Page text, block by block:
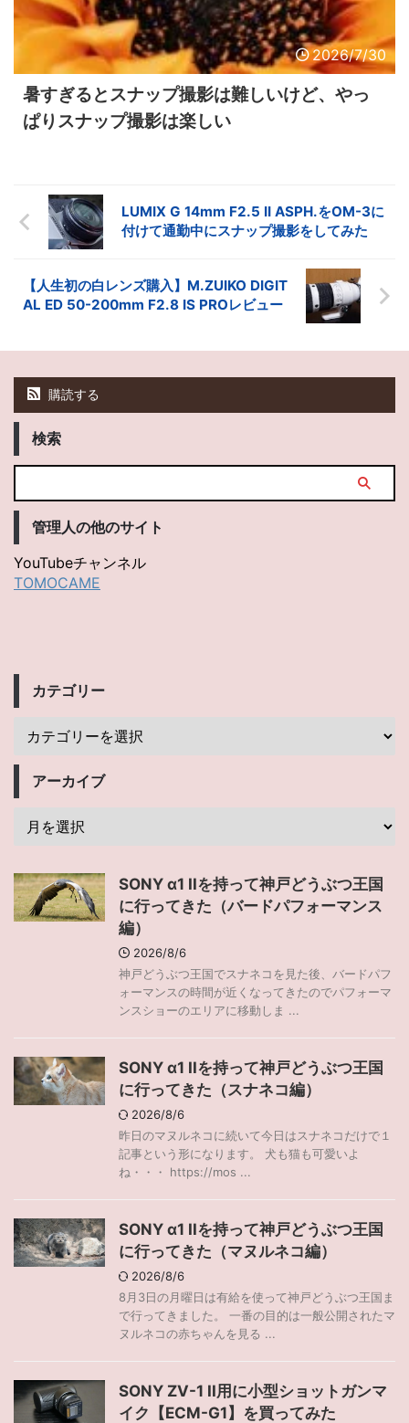
2026/7/30
暑すぎるとスナップ撮影は難しいけど、やっ
ぱりスナップ撮影は楽しい
LUMIX G 14mm F2.5 II ASPH.をOM-3に
付けて通勤中にスナップ撮影をしてみた
【人生初の白レンズ購入】M.ZUIKO DIGIT
AL ED 50-200mm F2.8 IS PROレビュー
購読する
検索
管理人の他のサイト
YouTubeチャンネル
TOMOCAME
カテゴリー
アーカイブ
SONY α1 IIを持って神戸どうぶつ王国
に行ってきた（バードパフォーマンス
編）
2026/8/6
神戸どうぶつ王国でスナネコを見た後、バードパフ
ォーマンスの時間が近くなってきたのでパフォーマ
ンスショーのエリアに移動しま ...
SONY α1 IIを持って神戸どうぶつ王国
に行ってきた（スナネコ編）
2026/8/6
昨日のマヌルネコに続いて今日はスナネコだけで１
記事という形になります。 犬も猫も可愛いよ
ね・・・ https://mos ...
SONY α1 IIを持って神戸どうぶつ王国
に行ってきた（マヌルネコ編）
2026/8/6
8月3日の月曜日は有給を使って神戸どうぶつ王国ま
で行ってきました。 一番の目的は一般公開されたマ
ヌルネコの赤ちゃんを見る ...
SONY ZV-1 II用に小型ショットガンマ
イク【ECM-G1】を買ってみた